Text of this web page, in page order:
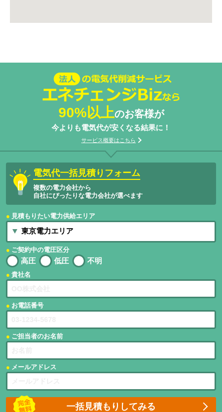
法人の電気代削減サービスエネチェン
ジBizなら
90%以上のお客様が
今よりも電気代が安くなる結果に！
サービス概要はこちら
電気代一括見積りフォーム
複数の電力会社から
自社にぴったりな電力会社が選べます
見積もりたい電力供給エリア
ご契約中の電圧区分
高圧 低圧 不明
貴社名
お電話番号
ご担当者のお名前
メールアドレス
一括見積もりしてみる